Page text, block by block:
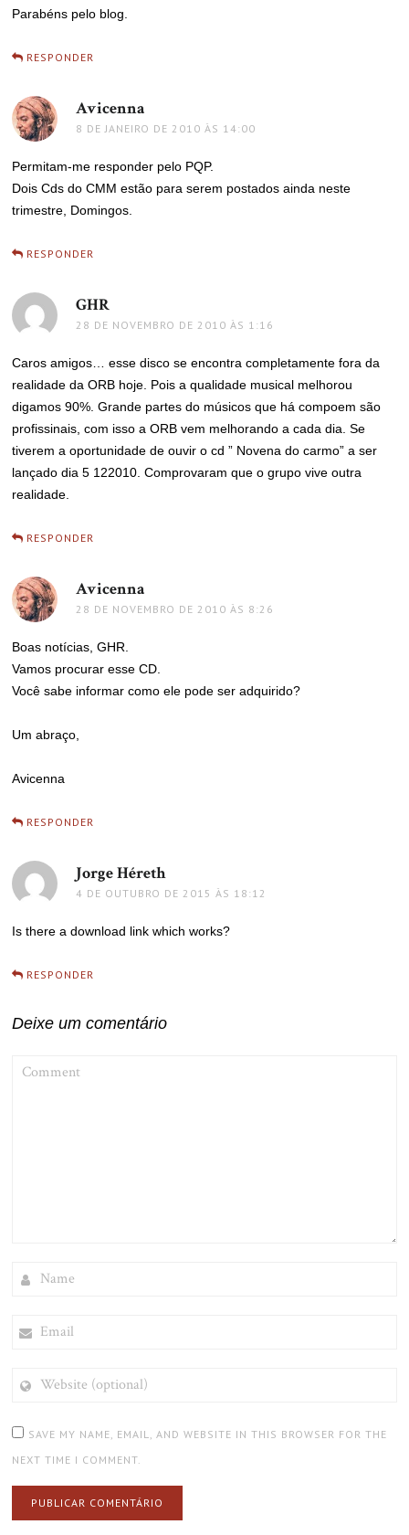
Parabéns pelo blog.
RESPONDER
Avicenna
8 DE JANEIRO DE 2010 ÀS 14:00
Permitam-me responder pelo PQP.
Dois Cds do CMM estão para serem postados ainda neste
trimestre, Domingos.
RESPONDER
GHR
28 DE NOVEMBRO DE 2010 ÀS 1:16
Caros amigos… esse disco se encontra completamente fora da
realidade da ORB hoje. Pois a qualidade musical melhorou
digamos 90%. Grande partes do músicos que há compoem são
profissinais, com isso a ORB vem melhorando a cada dia. Se
tiverem a oportunidade de ouvir o cd ” Novena do carmo” a ser
lançado dia 5 122010. Comprovaram que o grupo vive outra
realidade.
RESPONDER
Avicenna
28 DE NOVEMBRO DE 2010 ÀS 8:26
Boas notícias, GHR.
Vamos procurar esse CD.
Você sabe informar como ele pode ser adquirido?
Um abraço,
Avicenna
RESPONDER
Jorge Hérethdisse:
4 DE OUTUBRO DE 2015 ÀS 18:12
Is there a download link which works?
RESPONDER
Deixe um comentário
(OPTIONAL)
SAVE MY NAME, EMAIL, AND WEBSITE IN THIS BROWSER FOR THE
NEXT TIME I COMMENT.